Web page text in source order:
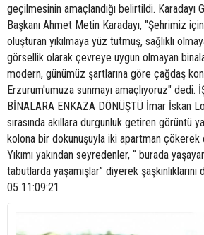
geçilmesinin amaçlandığı belirtildi. Karadayı
Başkanı Ahmet Metin Karadayı, "Şehrimiz
oluşturan yıkılmaya yüz tutmuş, sağlıklı
görsellik olarak çevreye uygun olmayan
modern, günümüz şartlarına göre çağdaş
Erzurum'umuza sunmayı amaçlıyoruz" dedi.
BİNALARA ENKAZA DÖNÜŞTÜ İmar İskan
sırasında akıllara durgunluk getiren görüntü
kolona bir dokunuşuyla iki apartman çökerek
Yıkımı yakından seyredenler, “ burada
tabutlarda yaşamışlar” diyerek
05 11:09:21